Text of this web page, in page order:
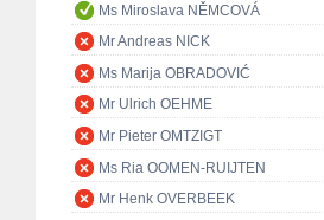
Ms Miroslava NĚMCOVÁ
Mr Andreas NICK
Ms Marija OBRADOVIĆ
Mr Ulrich OEHME
Mr Pieter OMTZIGT
Ms Ria OOMEN-RUIJTEN
Mr Henk OVERBEEK